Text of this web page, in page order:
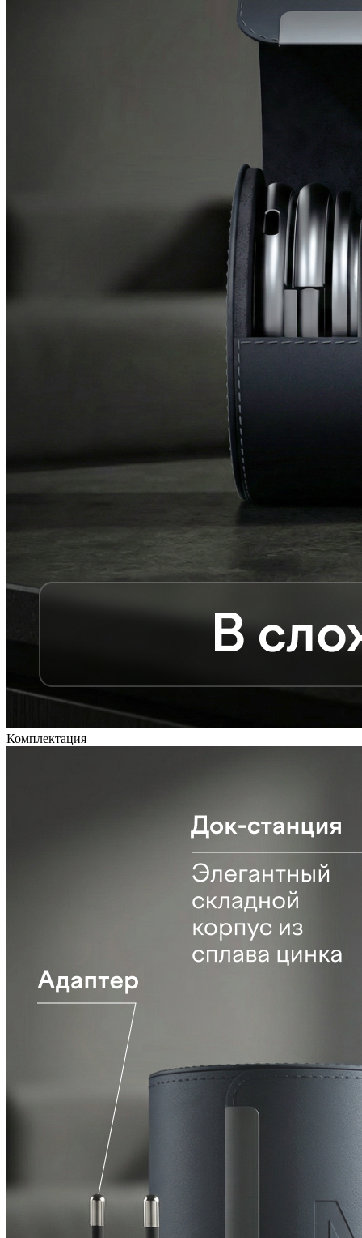
Комплектация